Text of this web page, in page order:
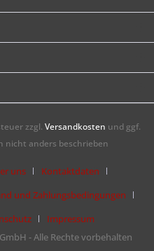
zzgl. Versandkosten und ggf.
nicht anders beschrieben
uns
Kontaktdaten
und Zahlungsbedingungen
Impressum
- Alle Rechte vorbehalten